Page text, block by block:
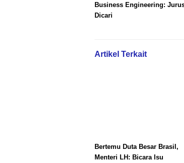
Business Engineering:
Dicari
Artikel Terkait
Bertemu Duta Besar Brasil,
Menteri LH: Bicara Isu